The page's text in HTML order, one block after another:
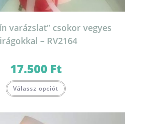
varázslat” csokor vegyes
– RV2164
17.500 Ft
Válassz opciót